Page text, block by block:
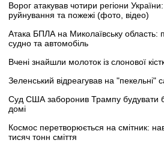
Ворог атакував чотири регіони
руйнування та пожежі (фото, відео)
Атака БПЛА на Миколаївську область:
судно та автомобіль
Вчені знайшли молоток із слонової
Зеленський відреагував на "пекельні"
Суд США заборонив Трампу будувати
домі
Космос перетворюється на смітник:
тисяч тонн сміття